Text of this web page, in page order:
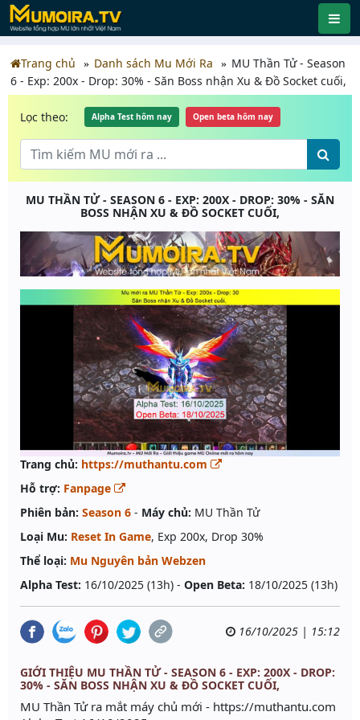
Trang chủ Danh sách Mu Mới Ra
MU Thần Tử - Season
6 - Exp: 200x - Drop: 30% - Săn Boss nhận Xu & Đồ Socket cuối,
Lọc theo: Alpha Test hôm nay Open beta hôm nay
MU THẦN TỬ - SEASON 6 - EXP: 200X - DROP: 30% - SĂN
BOSS NHẬN XU & ĐỒ SOCKET CUỐI,
Trang chủ: https://muthantu.com
Hỗ trợ: Fanpage
Phiên bản: Season 6 - Máy chủ: MU Thần Tử
Loại Mu: Reset In Game, Exp 200x, Drop 30%
Thể loại: Mu Nguyên bản Webzen
Alpha Test: 16/10/2025 (13h) - Open Beta: 18/10/2025 (13h)
16/10/2025 | 15:12
GIỚI THIỆU MU THẦN TỬ - SEASON 6 - EXP: 200X - DROP:
30% - SĂN BOSS NHẬN XU & ĐỒ SOCKET CUỐI,
MU Thần Tử ra mắt máy chủ mới - https://muthantu.com